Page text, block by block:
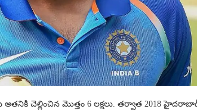
చెల్లించిన మొత్తం 6 లక్షలు. తర్వాత 2018